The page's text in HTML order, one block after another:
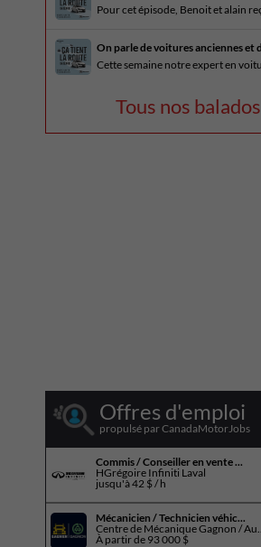
Tous nos balados
Offres d'emploi
propulsé par CanadaMotorJobs
Commis / Conseiller en vente ...
HGrégoire Infiniti Laval
jusqu'à42 $ / h
Mécanicien / Technicien véhic...
Centre de Mécanique Gagnon / Au...
À partir de 93 000 $